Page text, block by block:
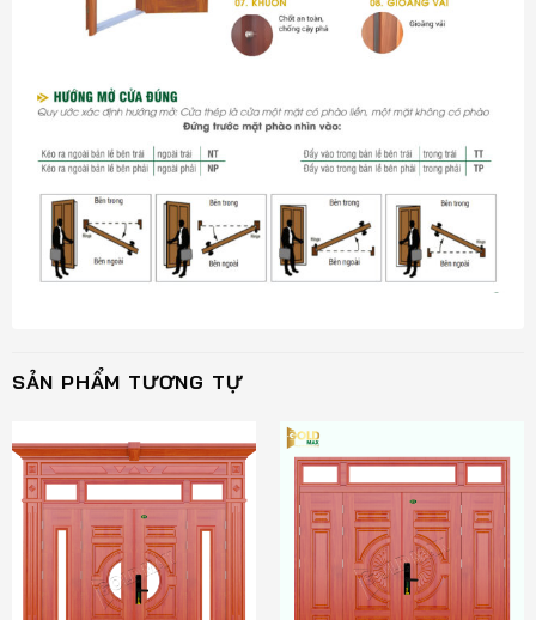
SẢN PHẨM TƯƠNG TỰ